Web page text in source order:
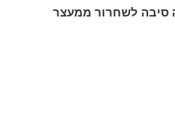
סיבה לשחרור ממעצר